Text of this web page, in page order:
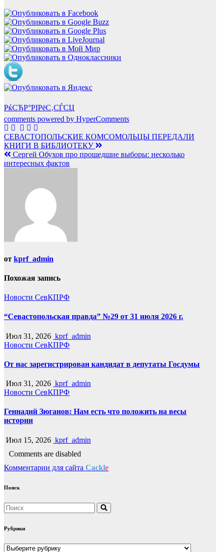
РќСЂР°РІРёС‚СЃСЏ
comments powered by HyperComments
Навигация
по
записям
СЕВАСТОПОЛЬСКИЕ КОМСОМОЛЬЦЫ ПЕРЕДАЛИ
КНИГИ В БИБЛИОТЕКУ
Сергей Обухов про прошедшие выборы: несколько
интересных фактов
от kprf_admin
Похожая запись
Новости СевКПРФ
“Севастопольская правда” №29 от 31 июля 2026 г.
Июл 31, 2026 kprf_admin
Новости СевКПРФ
От нас зарегистрирован кандидат в депутаты Госдумы
Июл 31, 2026 kprf_admin
Новости СевКПРФ
Геннадий Зюганов: Нам есть что положить на весы
истории
Июл 15, 2026 kprf_admin
Comments are disabled
Комментарии для сайта Cackle
Поиск
Рубрики
Рубрики